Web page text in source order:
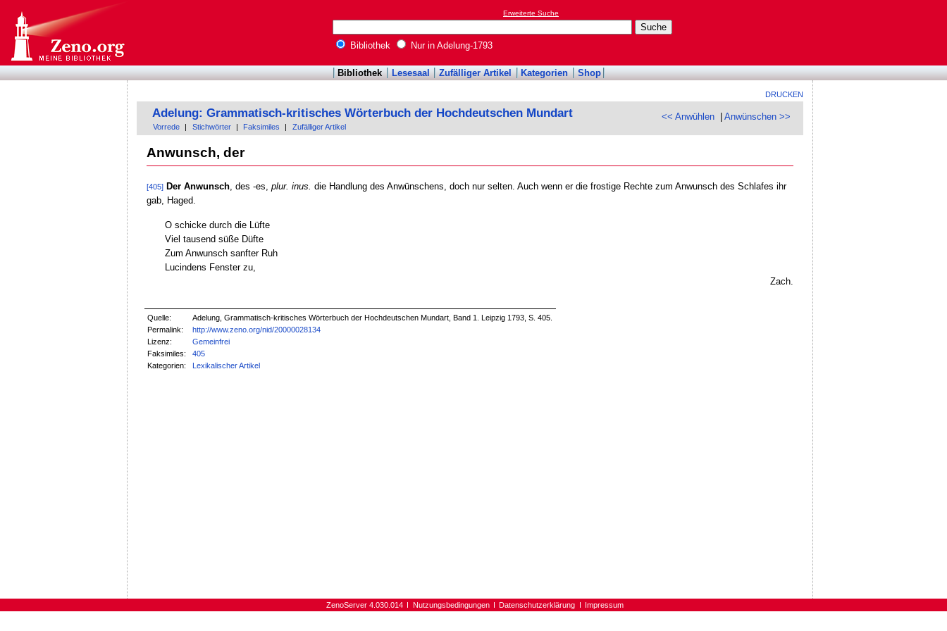
Erweiterte Suche
Bibliothek Nur in Adelung-1793
Bibliothek Lesesaal Zufälliger Artikel Kategorien Shop
DRUCKEN
<< Anwühlen |Anwünschen >>
Adelung: Grammatisch-kritisches Wörterbuch der Hochdeutschen Mundart
Vorrede Stichwörter Faksimiles Zufälliger Artikel
Anwunsch, der
[405] Der Anwunsch, des -es, plur. inus. die Handlung des Anwünschens, doch nur selten. Auch wenn er die frostige Rechte zum Anwunsch des Schlafes ihr
gab, Haged.
O schicke durch die Lüfte
Viel tausend süße Düfte
Zum Anwunsch sanfter Ruh
Lucindens Fenster zu,
Zach.
Quelle:
Adelung, Grammatisch-kritisches Wörterbuch der Hochdeutschen Mundart, Band 1. Leipzig 1793, S. 405.
Permalink:
http://www.zeno.org/nid/20000028134
Lizenz:
Gemeinfrei
Faksimiles:
405
Kategorien:
Lexikalischer Artikel
ZenoServer 4.030.014 Nutzungsbedingungen Datenschutzerklärung Impressum